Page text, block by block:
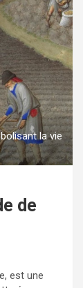
la vie
de
est une